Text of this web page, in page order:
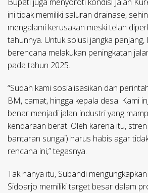
ini tidak memiliki saluran drainase,
mengalami kerusakan meski telah
tahunnya. Untuk solusi jangka panjang,
berencana melakukan peningkatan
pada tahun 2025.
“Sudah kami sosialisasikan dan
BM, camat, hingga kepala desa. Kami
benar menjadi jalan industri yang
kendaraan berat. Oleh karena itu,
bantaran sungai) harus habis agar
rencana ini,” tegasnya.
Tak hanya itu, Subandi
Sidoarjo memiliki target besar dalam